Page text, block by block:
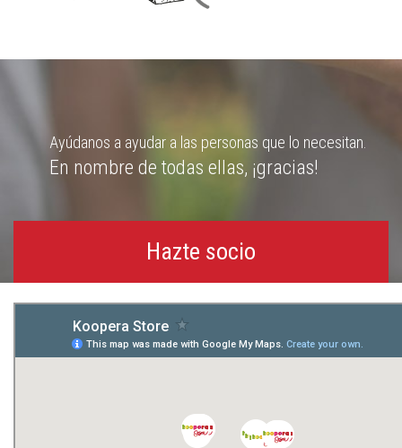
Ayúdanos a ayudar a las personas que lo necesitan.
En nombre de todas ellas, ¡gracias!
Hazte socio